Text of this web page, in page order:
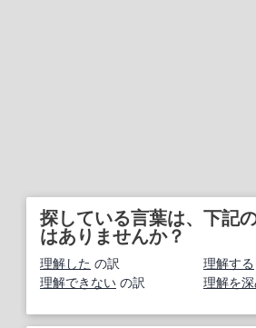
探している言葉は、下記
はありませんか？
理解した の訳 理解する
理解できない の訳 理解を